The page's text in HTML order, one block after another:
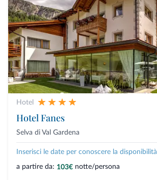
Hotel
Hotel Fanes
Selva di Val Gardena
Inserisci le date per conoscere la disponibilità
a partire da: 103€ notte/persona